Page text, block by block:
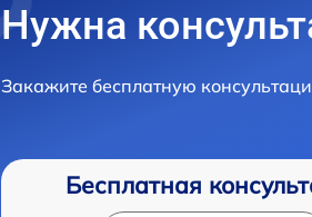
Нужна
Закажите бесплатную
Бесплатная